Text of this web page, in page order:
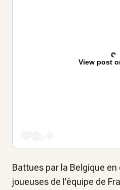
View post
Battues par la Belgique
joueuses de l'équipe de